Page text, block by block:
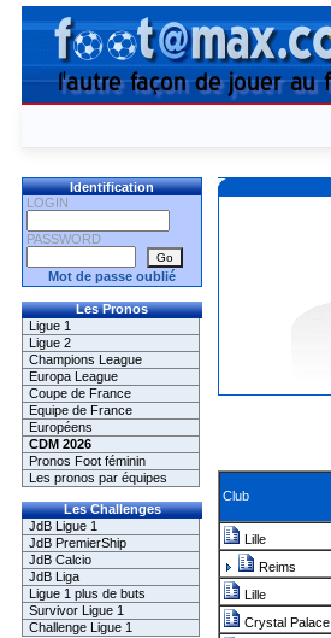
Identification
LOGIN
PASSWORD
Mot de passe oublié
Les Pronos
Ligue 1
Ligue 2
Champions League
Europa League
Coupe de France
Equipe de France
Européens
CDM 2026
Pronos Foot féminin
Les pronos par équipes
Les Challenges
JdB Ligue 1
JdB PremierShip
JdB Calcio
JdB Liga
Ligue 1 plus de buts
Survivor Ligue 1
Challenge Ligue 1
Club
Lille
Reims
Lille
Crystal Palace